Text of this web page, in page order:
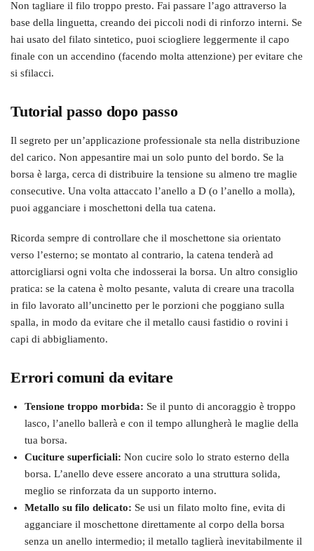
Non tagliare il filo troppo presto. Fai passare l’ago attraverso la
base della linguetta, creando dei piccoli nodi di rinforzo interni. Se
hai usato del filato sintetico, puoi sciogliere leggermente il capo
finale con un accendino (facendo molta attenzione) per evitare che
si sfilacci.
Tutorial passo dopo passo
Il segreto per un’applicazione professionale sta nella distribuzione
del carico. Non appesantire mai un solo punto del bordo. Se la
borsa è larga, cerca di distribuire la tensione su almeno tre maglie
consecutive. Una volta attaccato l’anello a D (o l’anello a molla),
puoi agganciare i moschettoni della tua catena.
Ricorda sempre di controllare che il moschettone sia orientato
verso l’esterno; se montato al contrario, la catena tenderà ad
attorcigliarsi ogni volta che indosserai la borsa. Un altro consiglio
pratica: se la catena è molto pesante, valuta di creare una tracolla
in filo lavorato all’uncinetto per le porzioni che poggiano sulla
spalla, in modo da evitare che il metallo causi fastidio o rovini i
capi di abbigliamento.
Errori comuni da evitare
Tensione troppo morbida: Se il punto di ancoraggio è troppo
lasco, l’anello ballerà e con il tempo allungherà le maglie della
tua borsa.
Cuciture superficiali: Non cucire solo lo strato esterno della
borsa. L’anello deve essere ancorato a una struttura solida,
meglio se rinforzata da un supporto interno.
Metallo su filo delicato: Se usi un filato molto fine, evita di
agganciare il moschettone direttamente al corpo della borsa
senza un anello intermedio; il metallo taglierà inevitabilmente il